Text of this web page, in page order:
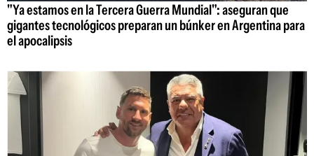
"Ya estamos en la Tercera Guerra Mundial": aseguran que
gigantes tecnológicos preparan un búnker en Argentina para
el apocalipsis